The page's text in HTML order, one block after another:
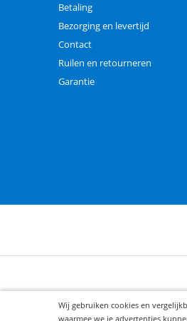
Betaling
Bezorging en levertijd
Contact
Ruilen en retourneren
Garantie
Wij gebruiken cookies en
waarmee we je advertenties